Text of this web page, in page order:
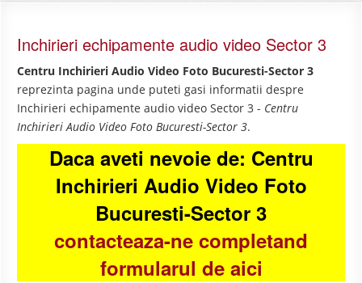
Inchirieri echipamente audio video Sector 3
Centru Inchirieri Audio Video Foto Bucuresti-Sector 3
reprezinta pagina unde puteti gasi informatii despre
Inchirieri echipamente audio video Sector 3 - Centru
Inchirieri Audio Video Foto Bucuresti-Sector 3.
Daca aveti nevoie de: Centru
Inchirieri Audio Video Foto
Bucuresti-Sector 3
contacteaza-ne completand
formularul de aici